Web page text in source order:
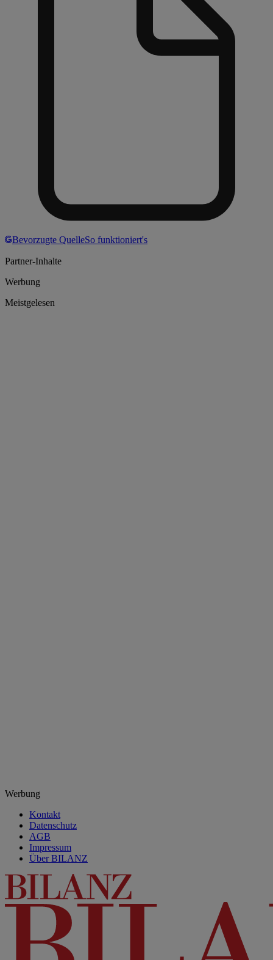
Bevorzugte QuelleSo funktioniert's
Partner-Inhalte
Werbung
Meistgelesen
Werbung
Kontakt
Datenschutz
AGB
Impressum
Über BILANZ